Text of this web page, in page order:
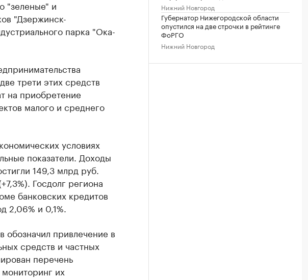
"зеленые" и
"Дзержинск-
парка "Ока-
трети этих средств
на приобретение
малого и среднего
условиях
показатели. Доходы
149,3 млрд руб.
Госдолг региона
банковских кредитов
2,06% и 0,1%.
привлечение в
средств и частных
перечень
их
Нижний Новгород
Губернатор Нижегородской области
опустился на две строчки в рейтинге
ФоРГО
Нижний Новгород